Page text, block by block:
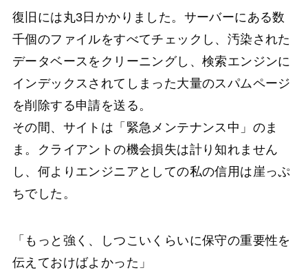
復旧には丸3日かかりました。サーバーにある数
千個のファイルをすべてチェックし、汚染された
データベースをクリーニングし、検索エンジンに
インデックスされてしまった大量のスパムページ
を削除する申請を送る。
その間、サイトは「緊急メンテナンス中」のま
ま。クライアントの機会損失は計り知れません
し、何よりエンジニアとしての私の信用は崖っぷ
ちでした。
「もっと強く、しつこいくらいに保守の重要性を
伝えておけばよかった」